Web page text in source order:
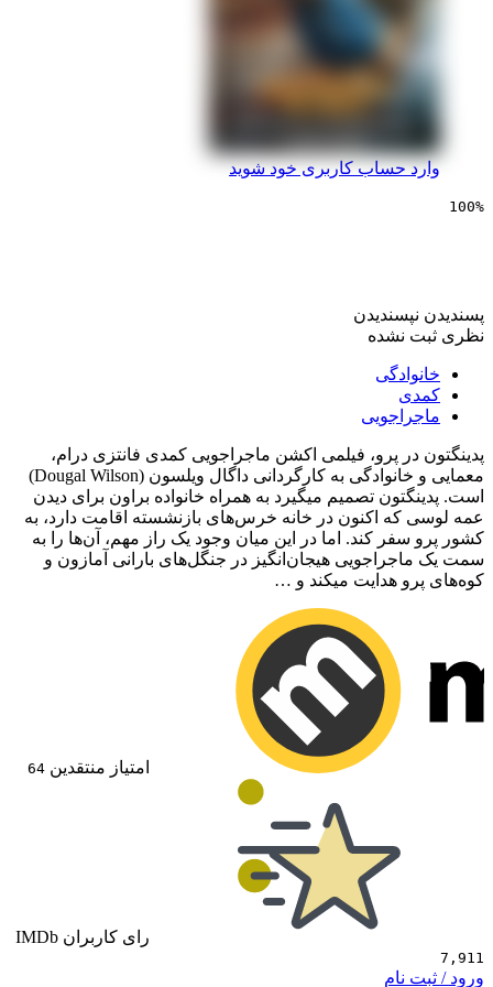
حساب کاربری خود شوید
نشده
پرو، فیلمی اکشن ماجراجویی کمدی فانتزی درام،
معمایی و خانوادگی به کارگردانی داگال ویلسون (Dougal Wilson)
تصمیم میگیرد به همراه خانواده براون برای دیدن
اکنون در خانه خرس‌های بازنشسته اقامت دارد، به
کند. اما در این میان وجود یک راز مهم، آن‌ها را به
هیجان‌انگیز در جنگل‌های بارانی آمازون و
هدایت میکند و …
امتیاز منتقدین 64
رای کاربران IMDb
نام